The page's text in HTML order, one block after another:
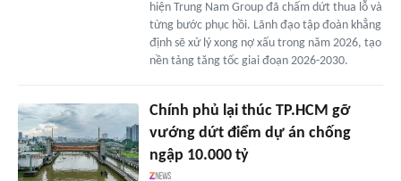
hiện Trung Nam Group đã chấm dứt thua lỗ và
từng bước phục hồi. Lãnh đạo tập đoàn khẳng
định sẽ xử lý xong nợ xấu trong năm 2026, tạo
nền tảng tăng tốc giai đoạn 2026-2030.
Chính phủ lại thúc TP.HCM gỡ
vướng dứt điểm dự án chống
ngập 10.000 tỷ